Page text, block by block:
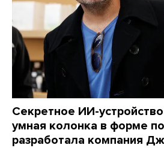
Секретное ИИ-
умная колонка в форме
разработала компания